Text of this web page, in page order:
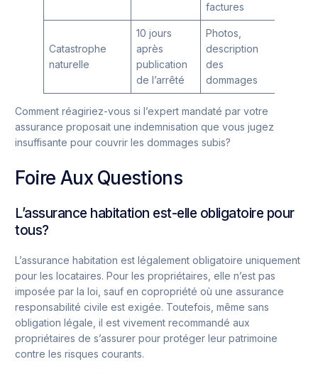
factures
Catastrophe
naturelle
10 jours
après
publication
de l’arrêté
Photos,
description
des
dommages
Comment réagiriez-vous si l’expert mandaté par votre
assurance proposait une indemnisation que vous jugez
insuffisante pour couvrir les dommages subis?
Foire Aux Questions
L’assurance habitation est-elle obligatoire pour
tous?
L’assurance habitation est légalement obligatoire uniquement
pour les locataires. Pour les propriétaires, elle n’est pas
imposée par la loi, sauf en copropriété où une assurance
responsabilité civile est exigée. Toutefois, même sans
obligation légale, il est vivement recommandé aux
propriétaires de s’assurer pour protéger leur patrimoine
contre les risques courants.